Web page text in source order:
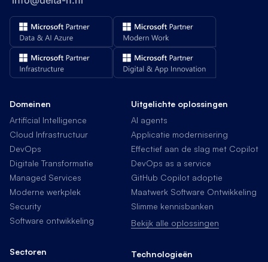
Domeinen
Artificial Intelligence
Cloud Infrastructuur
DevOps
Digitale Transformatie
Managed Services
Moderne werkplek
Security
Software ontwikkeling
Sectoren
Uitgelichte oplossingen
AI agents
Applicatie modernisering
Effectief aan de slag met Copilot
DevOps as a service
GitHub Copilot adoptie
Maatwerk Software Ontwikkeling
Slimme kennisbanken
Bekijk alle oplossingen
Technologieën